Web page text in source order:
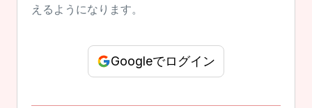
えるようになります。
Googleでログイン